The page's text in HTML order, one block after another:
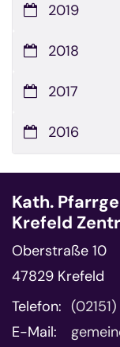
2019
2018
2017
2016
Kath.
Krefeld
Oberstraße 10
47829 Krefeld
Telefon:
E-Mail: